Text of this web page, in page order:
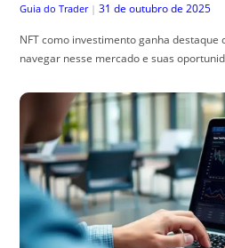
Guia do Trader | 31 de outubro de 2025
NFT como investimento ganha destaque
navegar nesse mercado e suas